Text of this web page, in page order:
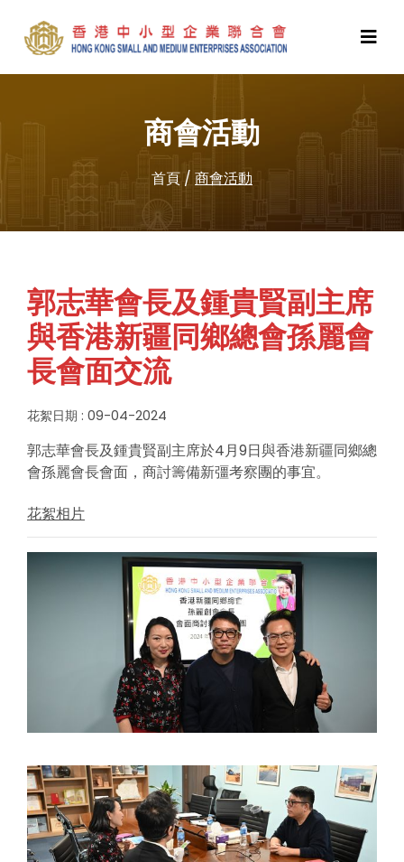
商會活動
首頁/ 商會活動
郭志華會長及鍾貴賢副主席
與香港新疆同鄉總會孫麗會
長會面交流
花絮日期 : 09-04-2024
郭志華會長及鍾貴賢副主席於4月9日與香港新疆同鄉總
會孫麗會長會面，商討籌備新彊考察團的事宜。
花絮相片